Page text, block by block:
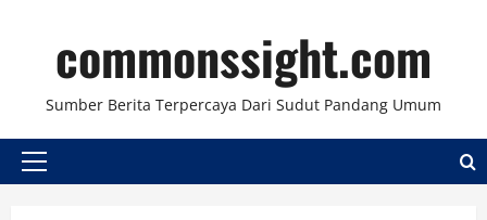
contentcommonssight.com
Sumber Berita Terpercaya Dari Sudut Pandang Umum
Primary